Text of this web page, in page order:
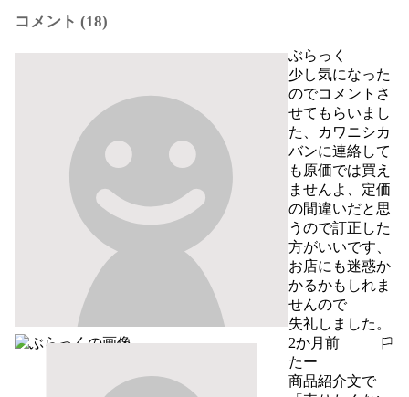
コメント (18)
ぶらっく
少し気になった
のでコメントさ
せてもらいまし
た、カワニシカ
バンに連絡して
も原価では買え
ませんよ、定価
の間違いだと思
うので訂正した
方がいいです、
お店にも迷惑か
かるかもしれま
せんので
失礼しました。
2か月前
報告する
たー
商品紹介文で